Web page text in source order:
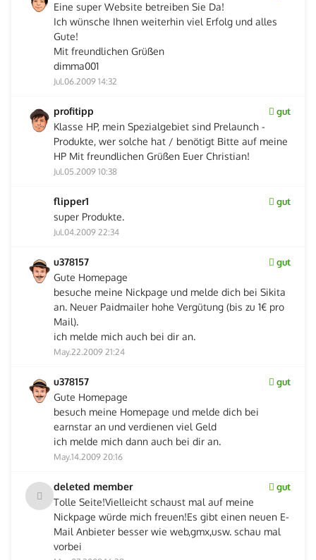
Eine super Website betreiben Sie Da!
Ich wünsche Ihnen weiterhin viel Erfolg und alles
Gute!
Mit freundlichen Grüßen
dimma001
Jul.06.2009 14:32
profitipp gut
Klasse HP, mein Spezialgebiet sind Prelaunch -
Produkte, wer solche hat / benötigt Bitte auf meine
HP Mit freundlichen Grüßen Euer Christian!
Jul.05.2009 10:38
flipper1 gut
super Produkte.
Jul.04.2009 22:34
u378157 gut
Gute Homepage
besuche meine Nickpage und melde dich bei Sikita
an. Neuer Paidmailer hohe Vergütung (bis zu 1€ pro
Mail).
ich melde mich auch bei dir an.
May.22.2009 21:24
u378157 gut
Gute Homepage
besuch meine Homepage und melde dich bei
earnstar an und verdienen viel Geld
ich melde mich dann auch bei dir an.
May.14.2009 20:16
deleted member gut
Tolle Seite!Vielleicht schaust mal auf meine
Nickpage würde mich freuen!Es gibt einen neuen E-
Mail Anbieter besser wie web,gmx,usw. schau mal
vorbei